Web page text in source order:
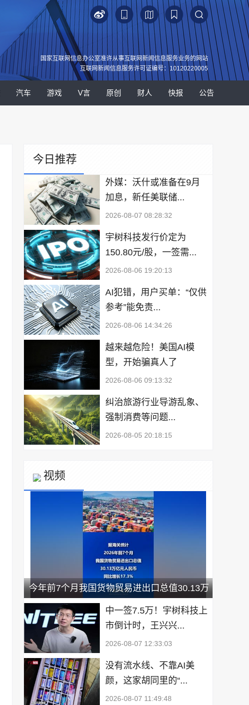
国家互联网信息办公室准许从事互联网新闻信息服务业务的网站
互联网新闻信息服务许可证编号：10120220005
汽车 游戏 V言 原创 财人 快报 公告
今日推荐
外媒：沃什或准备在9月
加息，新任美联储...
2026-08-07 08:28:32
宇树科技发行价定为
150.80元/股，一签需...
2026-08-06 19:20:13
AI犯错，用户买单：“仅供
参考”能免责...
2026-08-06 14:34:26
越来越危险！美国AI模
型，开始骗真人了
2026-08-06 09:13:32
纠治旅游行业导游乱象、
强制消费等问题...
2026-08-05 20:18:15
视频
今年前7个月我国货物贸易进出口总值30.13万
亿元
中一签7.5万！宇树科技上
市倒计时，王兴兴...
2026-08-07 12:33:03
没有流水线、不靠AI美
颜，这家胡同里的“...
2026-08-07 11:49:48